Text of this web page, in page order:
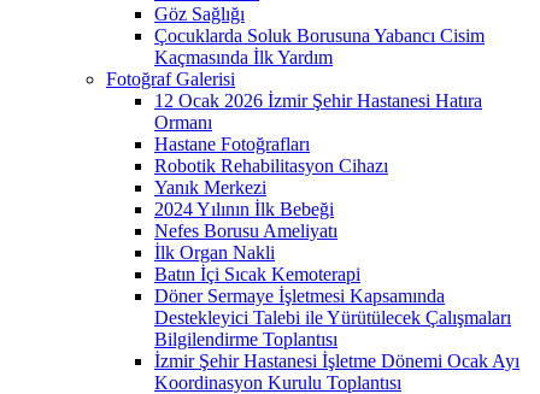
Göz Sağlığı
Çocuklarda Soluk Borusuna Yabancı Cisim
Kaçmasında İlk Yardım
Fotoğraf Galerisi
12 Ocak 2026 İzmir Şehir Hastanesi Hatıra
Ormanı
Hastane Fotoğrafları
Robotik Rehabilitasyon Cihazı
Yanık Merkezi
2024 Yılının İlk Bebeği
Nefes Borusu Ameliyatı
İlk Organ Nakli
Batın İçi Sıcak Kemoterapi
Döner Sermaye İşletmesi Kapsamında
Destekleyici Talebi ile Yürütülecek Çalışmaları
Bilgilendirme Toplantısı
İzmir Şehir Hastanesi İşletme Dönemi Ocak Ayı
Koordinasyon Kurulu Toplantısı